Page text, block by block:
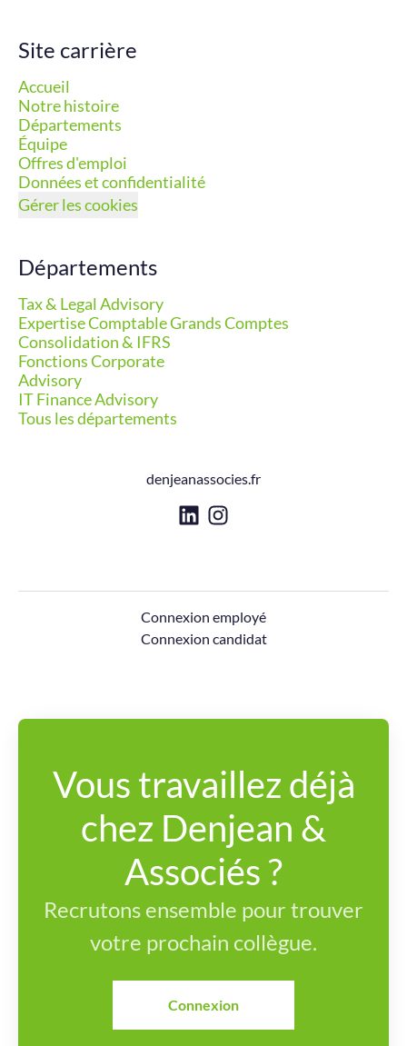
Site carrière
Accueil
Notre histoire
Départements
Équipe
Offres d'emploi
Données et confidentialité
Gérer les cookies
Départements
Tax & Legal Advisory
Expertise Comptable Grands Comptes
Consolidation & IFRS
Fonctions Corporate
Advisory
IT Finance Advisory
Tous les départements
denjeanassocies.fr
Connexion employé
Connexion candidat
Vous travaillez déjà
chez Denjean &
Associés ?
Recrutons ensemble pour trouver
votre prochain collègue.
Connexion